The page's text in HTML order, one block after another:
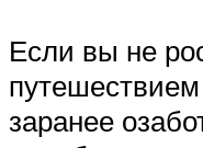
Если вы не
заранее